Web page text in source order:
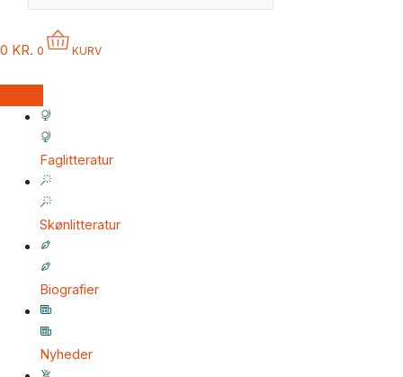
0 KR. 0 KURV
Faglitteratur
Skønlitteratur
Biografier
Nyheder